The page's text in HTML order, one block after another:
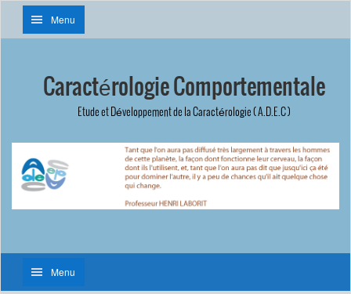
Menu
Caractérologie Comportementale
Etude et Développement de la Caractérologie ( A.D.E.C )
Menu